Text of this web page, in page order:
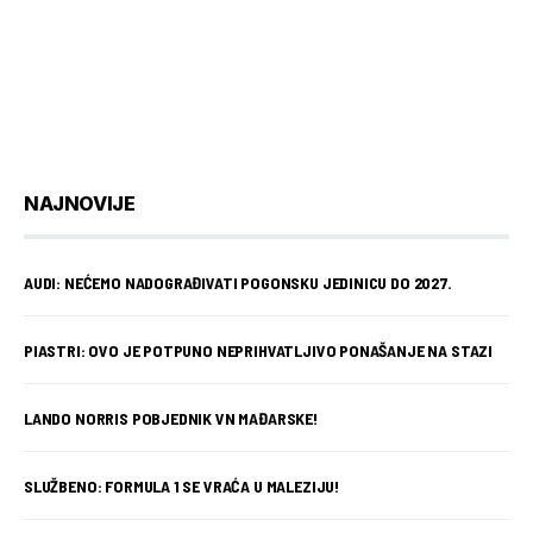
NAJNOVIJE
AUDI: NEĆEMO NADOGRAĐIVATI POGONSKU JEDINICU DO 2027.
PIASTRI: OVO JE POTPUNO NEPRIHVATLJIVO PONAŠANJE NA STAZI
LANDO NORRIS POBJEDNIK VN MAĐARSKE!
SLUŽBENO: FORMULA 1 SE VRAĆA U MALEZIJU!